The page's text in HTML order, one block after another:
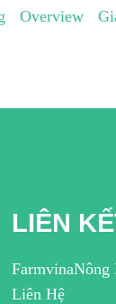
Overview
LIÊN
FarmvinaNông
Liên Hệ